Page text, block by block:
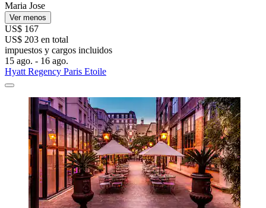
Maria Jose
Ver menos
US$ 167
US$ 203 en total
impuestos y cargos incluidos
15 ago. - 16 ago.
Hyatt Regency Paris Etoile